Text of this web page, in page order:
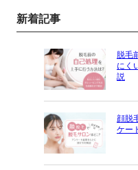
新着記事
脱毛
にく
説
顔脱
ケー